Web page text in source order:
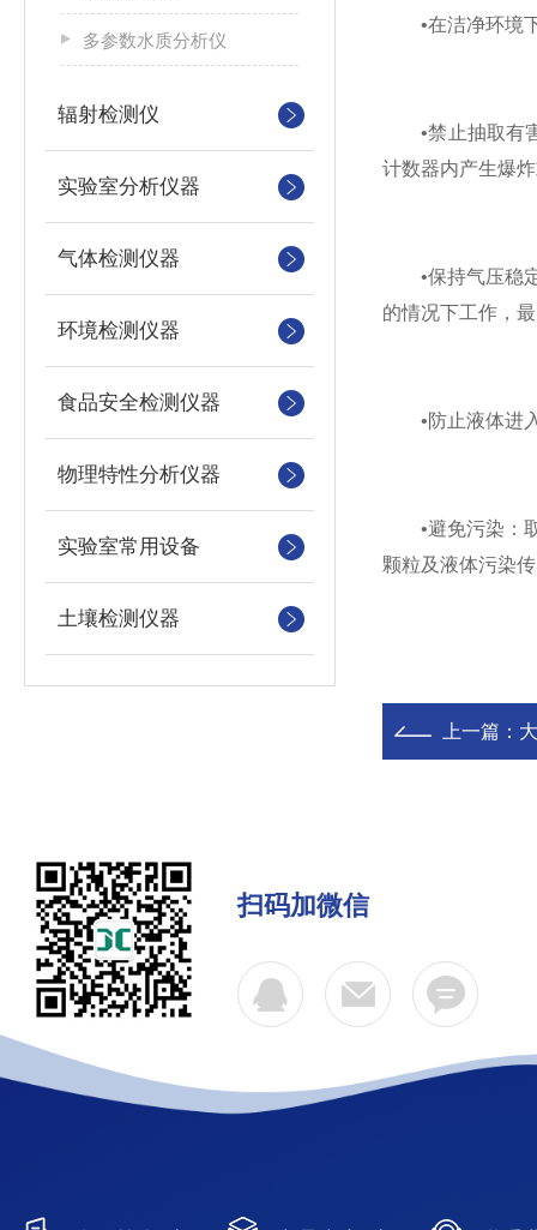
多参数水质分析仪
辐射检测仪
实验室分析仪器
气体检测仪器
环境检测仪器
食品安全检测仪器
物理特性分析仪器
实验室常用设备
土壤检测仪器
‌•在洁净环境下
‌•禁止抽取有害
计数器内产生爆
‌•保持气压稳定‌
的情况下工作，
‌•防止液体进入‌
‌•避免污染‌：取
颗粒及液体污染
上一篇：
扫码加微信